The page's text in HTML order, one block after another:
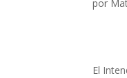
por
El